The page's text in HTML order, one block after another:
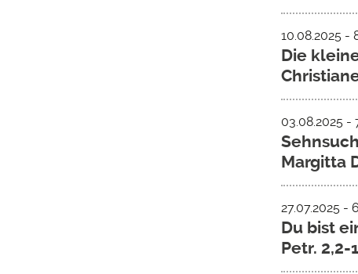
10.08.2025 -
Die
03.08.2025 -
Margitta
27.07.2025 -
Du bist
Petr. 2,2-